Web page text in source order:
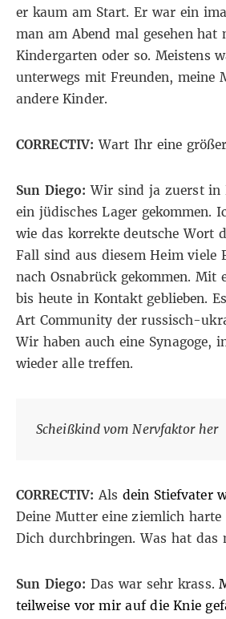
er kaum am Start. Er war ein
man am Abend mal gesehen hat
Kindergarten oder so. Meistens
unterwegs mit Freunden, meine
andere Kinder.
CORRECTIV:Wart Ihr eine
Sun Diego: Wir sind ja zuerst in
ein jüdisches Lager gekommen.
wie das korrekte deutsche Wort
Fall sind aus diesem Heim viele
nach Osnabrück gekommen. Mit
bis heute in Kontakt geblieben.
Art Community der russisch-
Wir haben auch eine Synagoge,
wieder alle treffen.
Scheißkind vom Nervfaktor her
CORRECTIV:Als dein Stiefvater
Deine Mutter eine ziemlich harte
Dich durchbringen. Was hat das
Sun Diego:Das war sehr krass.
teilweise vor mir auf die Knie